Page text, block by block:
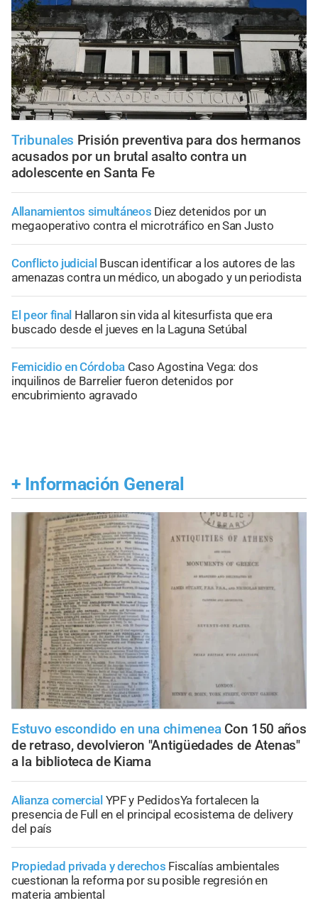
Tribunales Prisión preventiva para dos hermanos
acusados por un brutal asalto contra un
adolescente en Santa Fe
Allanamientos simultáneos Diez detenidos por un
megaoperativo contra el microtráfico en San Justo
Conflicto judicial Buscan identificar a los autores de las
amenazas contra un médico, un abogado y un periodista
El peor final Hallaron sin vida al kitesurfista que era
buscado desde el jueves en la Laguna Setúbal
Femicidio en Córdoba Caso Agostina Vega: dos
inquilinos de Barrelier fueron detenidos por
encubrimiento agravado
+ Información General
Estuvo escondido en una chimenea Con 150 años
de retraso, devolvieron "Antigüedades de Atenas"
a la biblioteca de Kiama
Alianza comercial YPF y PedidosYa fortalecen la
presencia de Full en el principal ecosistema de delivery
del país
Propiedad privada y derechos Fiscalías ambientales
cuestionan la reforma por su posible regresión en
materia ambiental